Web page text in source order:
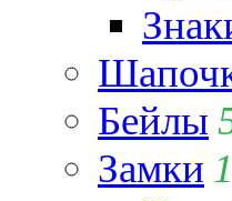
Бейлы
Замки